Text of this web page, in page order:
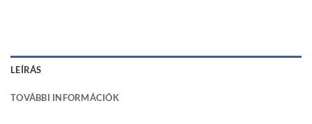
LEÍRÁS
TOVÁBBI INFORMÁCIÓK